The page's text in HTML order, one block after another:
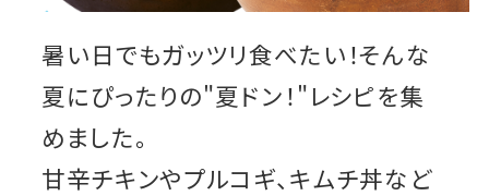
暑い日でもガッツリ食べたい！そんな
夏にぴったりの"夏ドン！"レシピを集
めました。
甘辛チキンやプルコギ、キムチ丼など